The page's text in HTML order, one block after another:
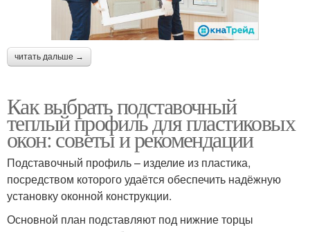
читать дальше →
Как выбрать подставочный
теплый профиль для пластиковых
окон: советы и рекомендации
Подставочный профиль – изделие из пластика,
посредством которого удаётся обеспечить надёжную
установку оконной конструкции.
Основной план подставляют под нижние торцы